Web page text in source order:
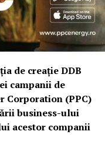
de creație DDB
campanii de
Corporation (PPC)
business-ului
acestor companii